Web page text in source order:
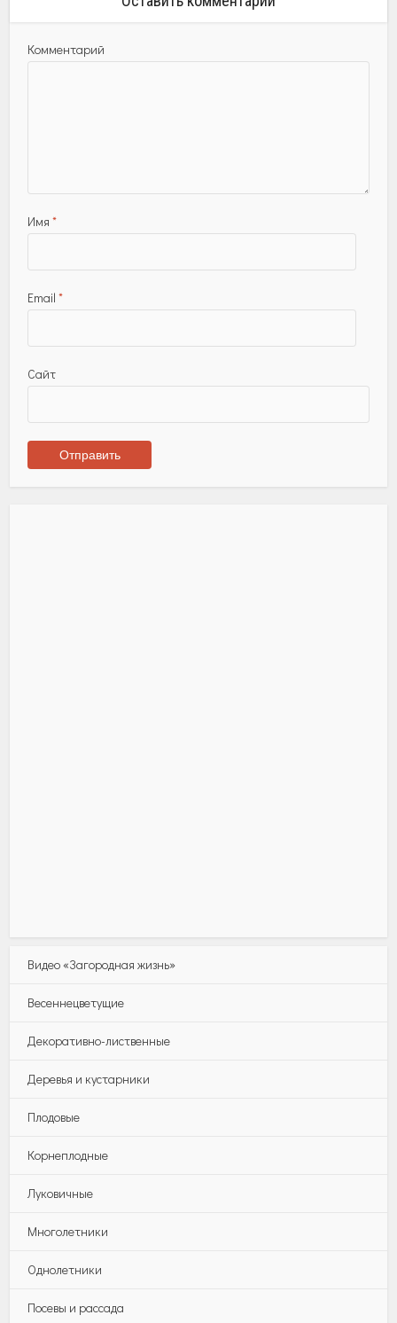
Комментарий
Имя *
Email *
Сайт
Видео «Загородная жизнь»
Весеннецветущие
Декоративно-лиственные
Деревья и кустарники
Плодовые
Корнеплодные
Луковичные
Многолетники
Однолетники
Посевы и рассада